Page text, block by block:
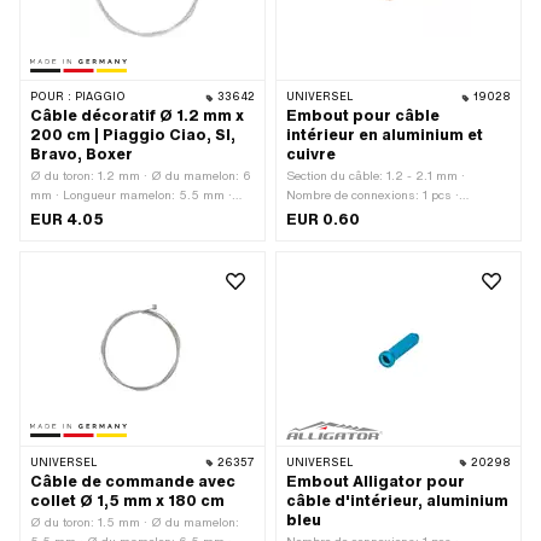
POUR : PIAGGIO 33642
Câble décoratif Ø 1.2 mm x
200 cm | Piaggio Ciao, SI,
Bravo, Boxer
Ø du toron: 1.2 mm · Ø du mamelon: 6
mm · Longueur mamelon: 5.5 mm ·
Fabricant: Fabriqué en Allemagne ·
bleu · Longueur du câble: 2000 mm ·
EUR 4.05
UNIVERSEL 19028
Embout pour câble
intérieur en aluminium et
cuivre
Section du câble: 1.2 - 2.1 mm ·
Nombre de connexions: 1 pcs ·
Matériau: Aluminium · Couleur:
anodisé · Longueur totale: 12 mm ·
Nombre de composants: 1 pcs · Champ
EUR 0.60
UNIVERSEL 26357
Câble de commande avec
collet Ø 1,5 mm x 180 cm
Ø du toron: 1.5 mm · Ø du mamelon:
UNIVERSEL 20298
Embout Alligator pour
câble d'intérieur, aluminium
bleu